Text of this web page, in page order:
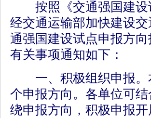
按照《交通强国建设
经交通运输部加快建设
通强国建设试点申报方
有关事项通知如下：
一、积极组织申报。
个申报方向。各单位可
绕申报方向，积极申报